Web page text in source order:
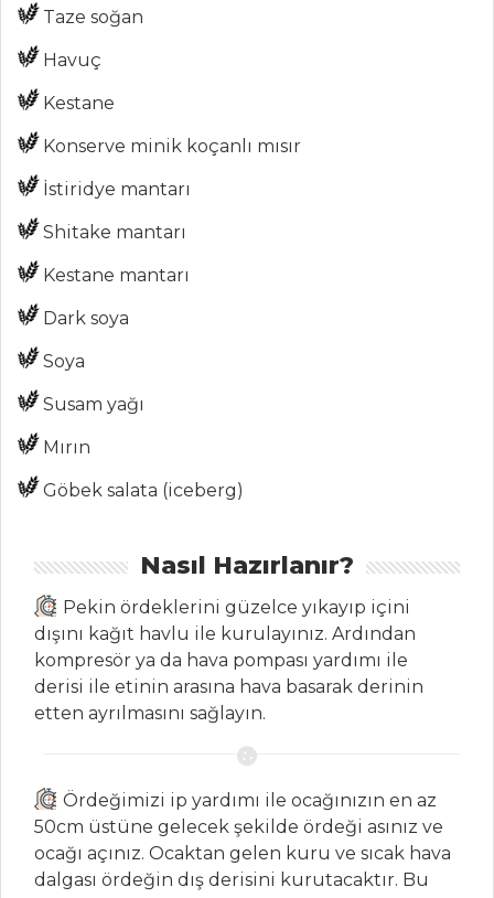
Enginarlı Levrek
Balık Yemekleri
MAKARNA
Tel Şehriyeli
Peynirli Noodle
FISTIKLI PİLAV
ÜZERİNDE ÇOBAN
KAVURMA
Tüm Tarifleri
MEZELER
KARİDESLİ
KAREVİZ PÜRESİ
Çiğ Köfte
Süslü Mercimek
Mezeler Tüm
Tarifleri
Taze soğan
Havuç
Kestane
Konserve minik koçanlı mısır
İstiridye mantarı
Shitake mantarı
Kestane mantarı
Dark soya
Soya
Susam yağı
Mırın
Göbek salata (iceberg)
Nasıl Hazırlanır?
Pekin ördeklerini güzelce yıkayıp içini
dışını kağıt havlu ile kurulayınız. Ardından
kompresör ya da hava pompası yardımı ile
derisi ile etinin arasına hava basarak derinin
etten ayrılmasını sağlayın.
Ördeğimizi ip yardımı ile ocağınızın en az
50cm üstüne gelecek şekilde ördeği asınız ve
ocağı açınız. Ocaktan gelen kuru ve sıcak hava
dalgası ördeğin dış derisini kurutacaktır. Bu